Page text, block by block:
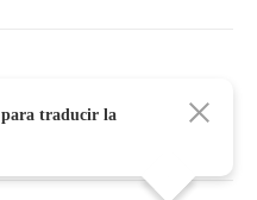
para traducir la